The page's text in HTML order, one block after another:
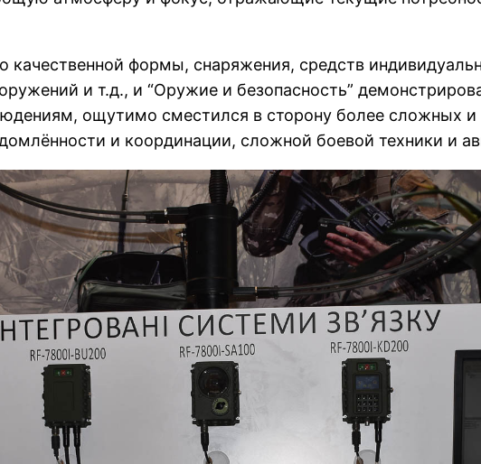
качественной формы, снаряжения, средств
и т.д., и “Оружие и безопасность”
ощутимо сместился в сторону более сложных и
и координации, сложной боевой техники и